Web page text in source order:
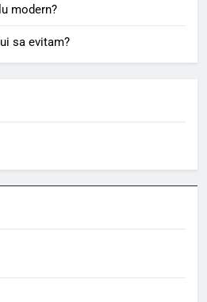
modern?
sa evitam?